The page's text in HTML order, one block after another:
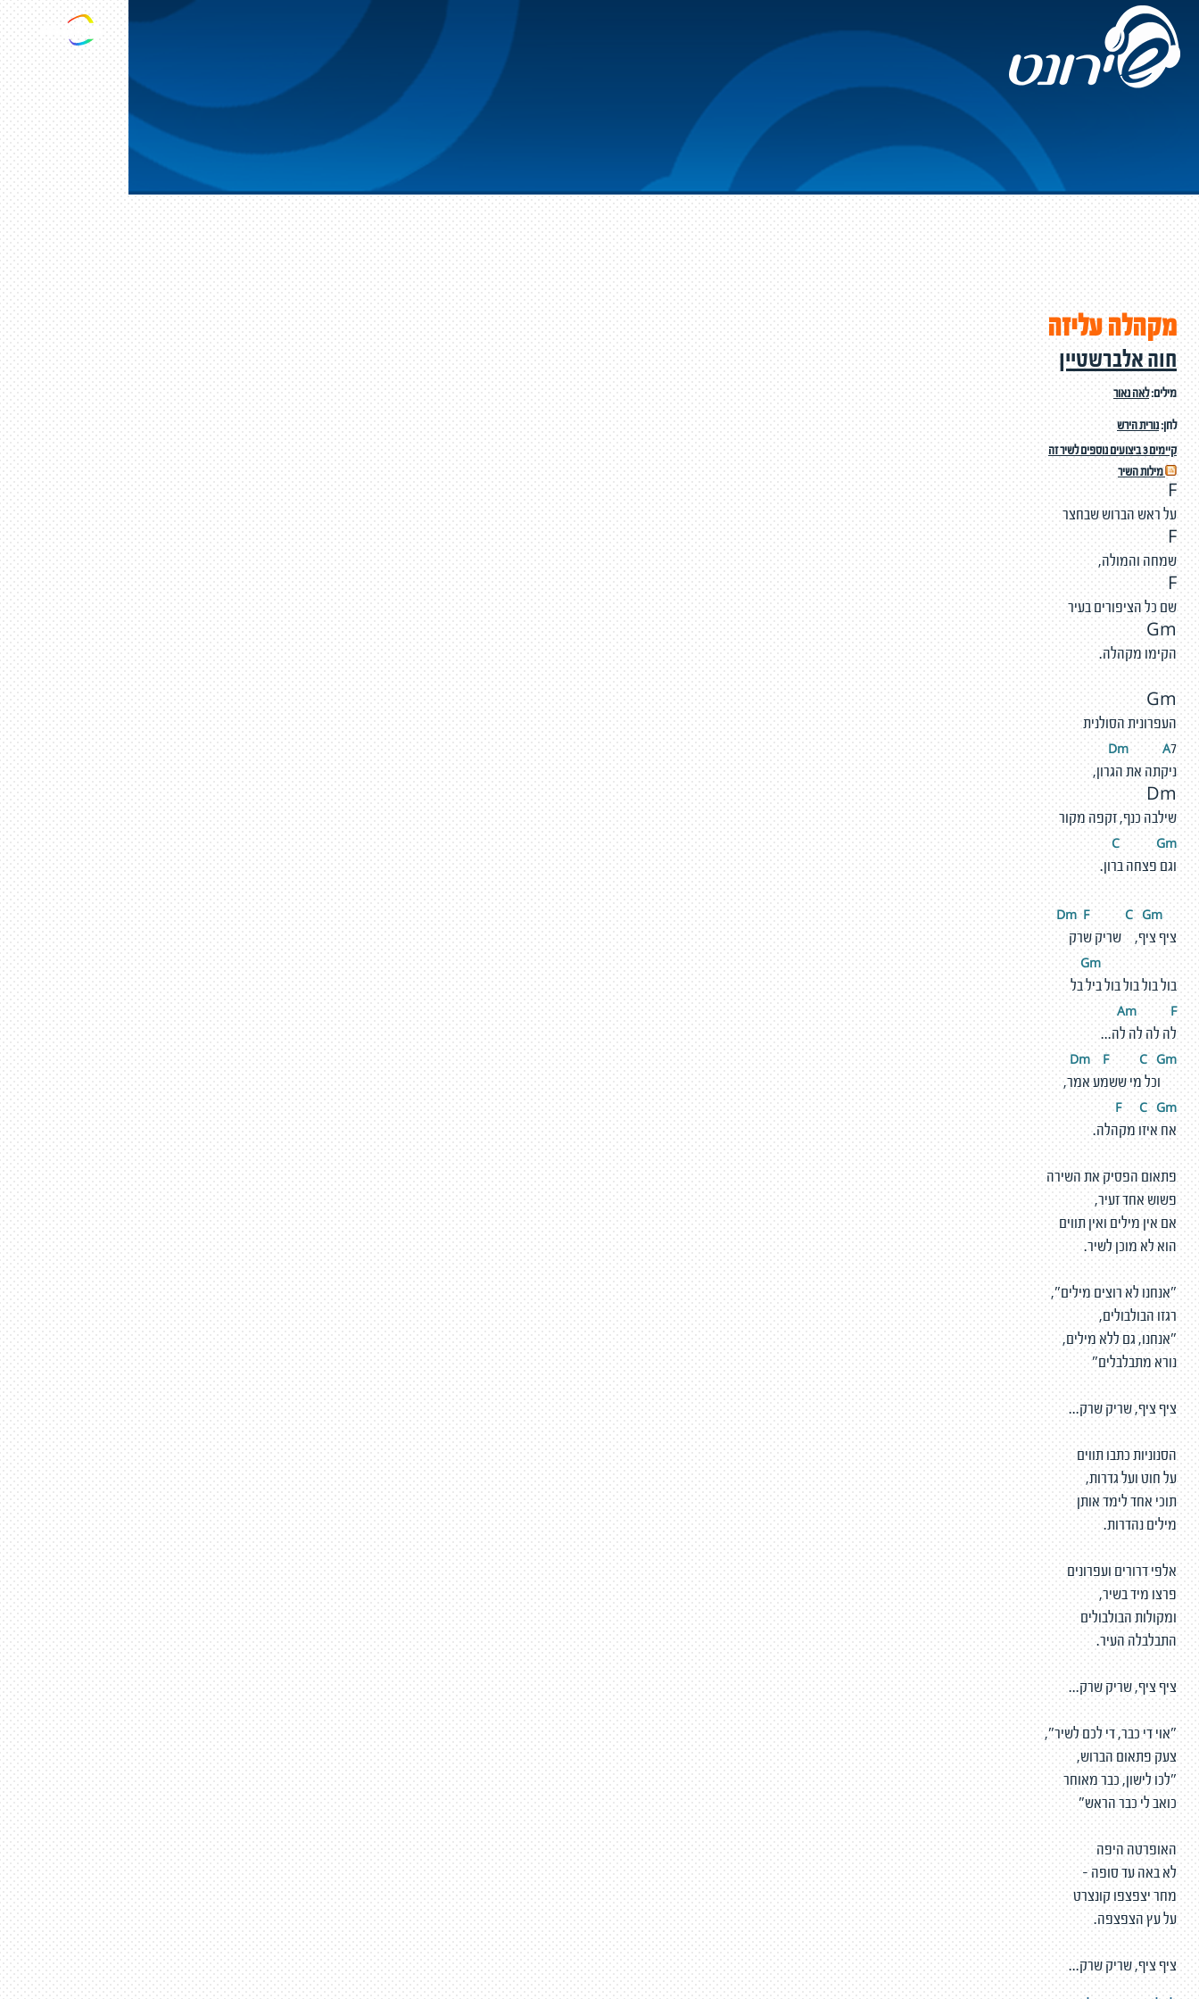
מקהלה עליזה
חוה אלברשטיין
מילים:לאה נאור
לחן:נורית הירש
קיימים 3 ביצועים נוספים לשיר זה
מילות השיר
F
על ראש הברוש שבחצר
F
שמחה והמולה,
F
שם כל הציפורים בעיר
Gm
הקימו מקהלה.
Gm
העפרונית הסולנית
Dm A7
ניקתה את הגרון,
Dm
שילבה כנף, זקפה מקור
C Gm
וגם פצחה ברון.
m F C Gm
ציף ציף, שריק שרק
m
בול בול בול בול ביל בל
Am F
לה לה לה לה...
Dm F C Gm
וכל מי ששמע אמר,
F C Gm
אח איזו מקהלה.
פתאום הפסיק את השירה
פשוש אחד זעיר,
אם אין מילים ואין תווים
הוא לא מוכן לשיר.
"אנחנו לא רוצים מילים",
רגזו הבולבולים,
"אנחנו, גם ללא מילים,
נורא מתבלבלים"
ציף ציף, שריק שרק...
הסנוניות כתבו תווים
על חוט ועל גדרות,
תוכי אחד לימד אותן
מילים נהדרות.
אלפי דרורים ועפרונים
פרצו מיד בשיר,
ומקולות הבולבולים
התבלבלה העיר.
ציף ציף, שריק שרק...
"אוי די כבר, די לכם לשיר",
צעק פתאום הברוש,
"לכו לישון, כבר מאוחר
כואב לי כבר הראש"
האופרטה היפה
לא באה עד סופה -
מחר יצפצפו קונצרט
על עץ הצפצפה.
ציף ציף, שריק שרק...